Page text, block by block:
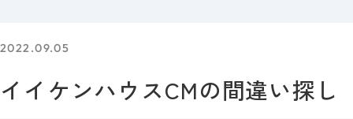
2022.09.05
イイケンハウスCMの間違い探し